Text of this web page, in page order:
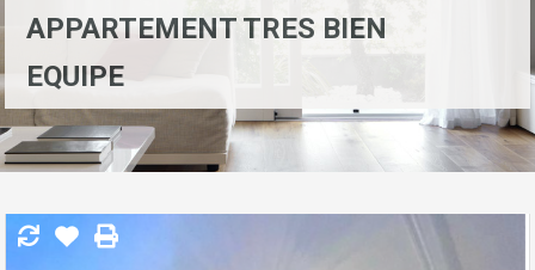
APPARTEMENT TRES BIEN
EQUIPE